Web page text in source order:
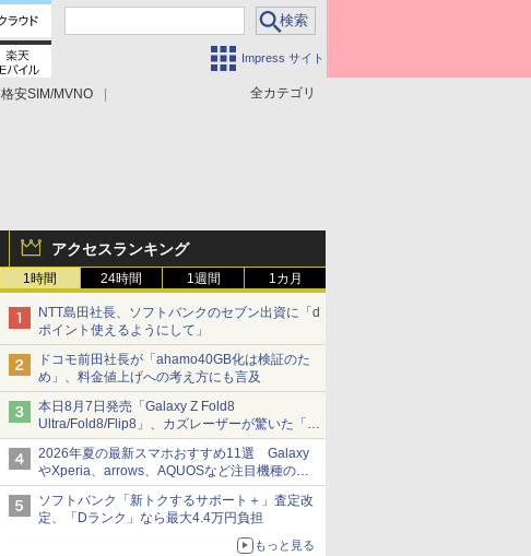
Impress サイト
全カテゴリ
格安SIM/MVNO
アクセスランキング
1時間 24時間 1週間 1カ月
NTT島田社長、ソフトバンクのセブン出資に「d
ポイント使えるようにして」
ドコモ前田社長が「ahamo40GB化は検証のた
め」、料金値上げへの考え方にも言及
本日8月7日発売「Galaxy Z Fold8
Ultra/Fold8/Flip8」、カズレーザーが驚いた「そ
ば屋のメニュー並みの薄さ」
2026年夏の最新スマホおすすめ11選 Galaxy
やXperia、arrows、AQUOSなど注目機種の特
徴は
ソフトバンク「新トクするサポート＋」査定改
定、「Dランク」なら最大4.4万円負担
もっと見る